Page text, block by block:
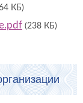
КБ)
(238 КБ)